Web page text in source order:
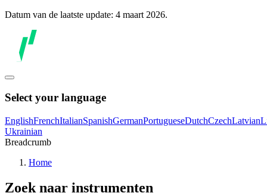
Datum van de laatste update: 4 maart 2026.
Select your language
EnglishFrenchItalianSpanishGermanPortugueseDutchCzechLatvian
Ukrainian
Breadcrumb
Home
Zoek naar instrumenten